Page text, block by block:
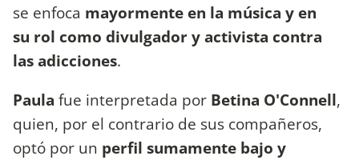
se enfoca mayormente en la música y en
su rol como divulgador y activista contra
las adicciones.
Paula fue interpretada por Betina O'Connell,
quien, por el contrario de sus compañeros,
optó por un perfil sumamente bajo y